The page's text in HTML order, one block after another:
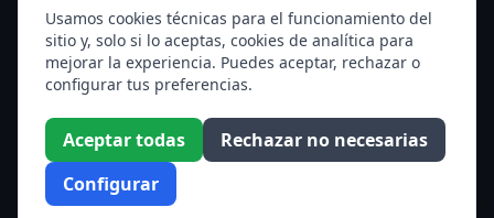
Usamos cookies técnicas para el funcionamiento del
sitio y, solo si lo aceptas, cookies de analítica para
mejorar la experiencia. Puedes aceptar, rechazar o
configurar tus preferencias.
Aceptar todas
Rechazar no necesarias
Configurar
San Sixto II papa
Ver todos los santos de hoy
Acceso a los Meses
Enero
Febrero
Marzo